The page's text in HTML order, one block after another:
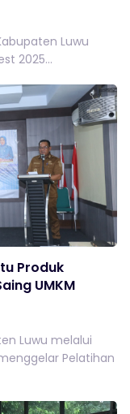
Luwu
2025...
Produk
UMKM
Luwu melalui
Pelatihan